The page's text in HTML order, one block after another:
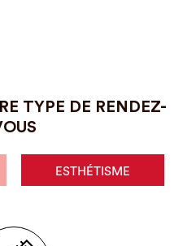
TYPE DE RENDEZ-
ESTHÉTISME